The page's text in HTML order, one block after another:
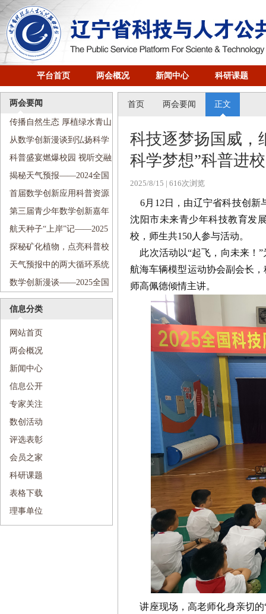
平台首页 两会概况 新闻中心 科研课题
两会要闻
传播自然生态 厚植绿水青山
——2024全国科普日活动走进
沈阳铁路第五小学
从数学创新漫谈到弘扬科学
家精神——2024全国科普日活
动走进南京九校
科普盛宴燃爆校园 视听交融
畅游科技——2024全国科普日
活动走进河北街第二小学
揭秘天气预报——2024全国
科普日活动走进文艺二校新宁
小学
首届数学创新应用科普资源
创作展示交流活动顺利举行
第三届青少年数学创新嘉年
华盛大启幕
航天种子“上岸”记——2025
全国科技周“传递科学梦想”科
普进校园活动走进珠江街第五
小学
探秘矿化植物，点亮科普校
园——2025全国科技周“传递科
学梦想”科普进校园活动走进沈
阳市第七中学
天气预报中的两大循环系统
——2025全国科技周“传递科学
梦想”科普进校园活动走进沈阳
数学创新漫谈——2025全国
科技周“传递科学梦想”科普进
第一小学
信息分类
网站首页
两会概况
新闻中心
信息公开
专家关注
数创活动
评选表彰
会员之家
科研课题
表格下载
理事单位
首页 两会要闻 正文
科技逐梦扬国威
科学梦想”科普进
2025/8/15 | 616次浏览
6月12日，由辽宁省科技创新
沈阳市未来青少年科技教育发
校，师生共150人参与活动。
此次活动以“起飞，向未来！”
航海车辆模型运动协会副会长
师高佩德倾情主讲。
讲座现场，高老师化身亲切的